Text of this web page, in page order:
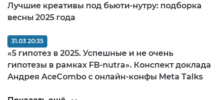
Лучшие креативы под бьюти-нутру: подборка
весны 2025 года
«5 гипотез в 2025. Успешные и не очень
гипотезы в рамках FB-nutra». Конспект доклада
Андрея AceCombo с онлайн-конфы Meta Talks
31.03 20:35